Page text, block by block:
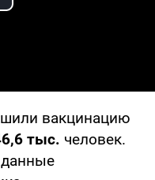
Video
вакцинацию
тыс. человек.